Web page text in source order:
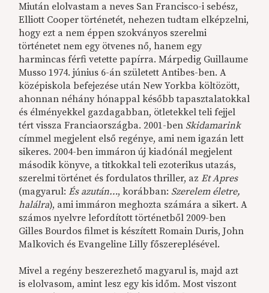
Miután elolvastam a neves San Francisco-i sebész,
Elliott Cooper történetét, nehezen tudtam elképzelni,
hogy ezt a nem éppen szokványos szerelmi
történetet nem egy ötvenes nő, hanem egy
harmincas férfi vetette papírra. Márpedig Guillaume
Musso 1974. június 6-án született Antibes-ben. A
középiskola befejezése után New Yorkba költözött,
ahonnan néhány hónappal később tapasztalatokkal
és élményekkel gazdagabban, ötletekkel teli fejjel
tért vissza Franciaországba. 2001-ben Skidamarink
címmel megjelent első regénye, ami nem igazán lett
sikeres. 2004-ben immáron új kiadónál megjelent
második könyve, a titkokkal teli ezoterikus utazás,
szerelmi történet és fordulatos thriller, azEt Apres
(magyarul:És azután…, korábban: Szerelem életre,
halálra), ami immáron meghozta számára a sikert. A
számos nyelvre lefordított történetből 2009-ben
Gilles Bourdos filmet is készített Romain Duris, John
Malkovich és Evangeline Lilly főszereplésével.
Mivel a regény beszerezhető magyarul is, majd azt
is elolvasom, amint lesz egy kis időm. Most viszont